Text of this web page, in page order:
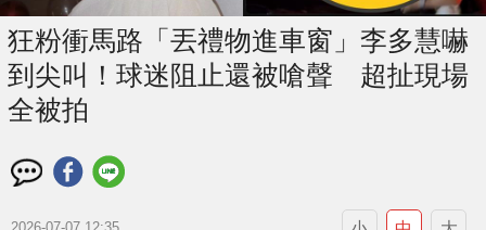
狂粉衝馬路「丟禮物進車窗」李多慧嚇
到尖叫！球迷阻止還被嗆聲 超扯現場
全被拍